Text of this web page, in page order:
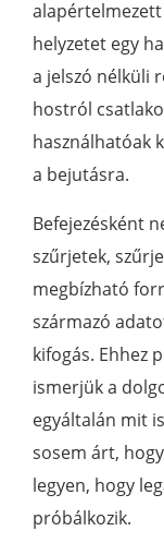
helyzetet egy
a jelszó nélküli
hostról
használhatóak
a bejutásra.
Befejezésként
szűrjetek,
megbízható
származó
kifogás. Ehhez
ismerjük a
egyáltalán mit
sosem árt,
legyen, hogy
próbálkozik.